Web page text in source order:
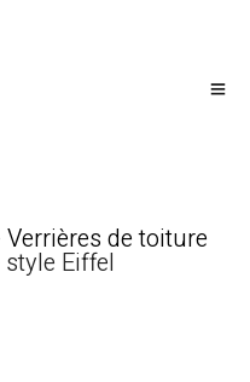
Verrières de toiture
Eiffel